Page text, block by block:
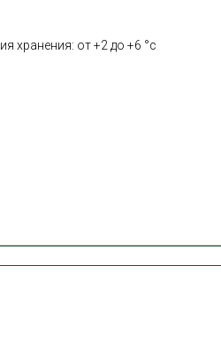
хранения: от +2 до +6 °с